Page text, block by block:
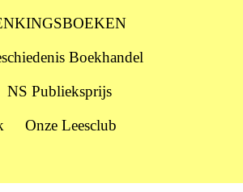
Boekhandel
NS Publieksprijs
Onze Leesclub